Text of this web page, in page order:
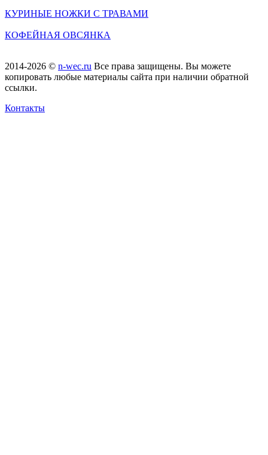
КУРИНЫЕ НОЖКИ С ТРАВАМИ
КОФЕЙНАЯ ОВСЯНКА
2014-2026 © n-wec.ru Все права защищены. Вы можете
копировать любые материалы сайта при наличии обратной
ссылки.
Контакты